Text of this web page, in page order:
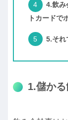
4.飲み
トカードで
5.それ
1.儲か